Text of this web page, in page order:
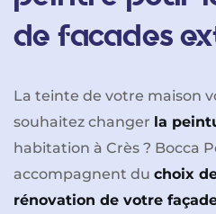
de facades
La teinte de votre maison
souhaitez changer la
habitation à Crès ? Bocca
accompagnent du choix
rénovation de votre